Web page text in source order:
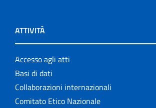
ATTIVITÀ
Accesso agli atti
Basi di dati
Collaborazioni internazionali
Comitato Etico Nazionale